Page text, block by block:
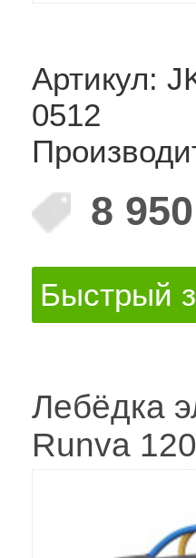
Артикул:
0512
8 950
Быстрый
Лебёдка
Runva